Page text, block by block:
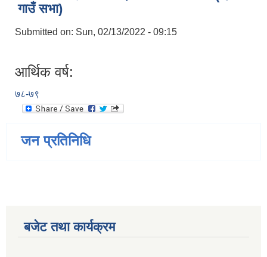
गाउँ सभा)
Submitted on: Sun, 02/13/2022 - 09:15
आर्थिक वर्ष:
७८-७९
जन प्रतिनिधि
बजेट तथा कार्यक्रम